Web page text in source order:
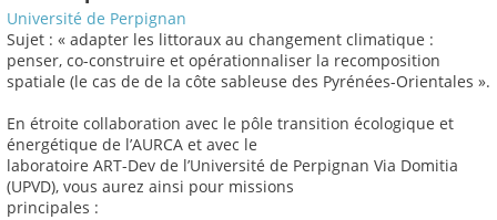
Université de Perpignan
Sujet : « adapter les littoraux au changement climatique :
penser, co-construire et opérationnaliser la recomposition
spatiale (le cas de de la côte sableuse des Pyrénées-Orientales ».
En étroite collaboration avec le pôle transition écologique et
énergétique de l’AURCA et avec le
laboratoire ART-Dev de l’Université de Perpignan Via Domitia
(UPVD), vous aurez ainsi pour missions
principales :